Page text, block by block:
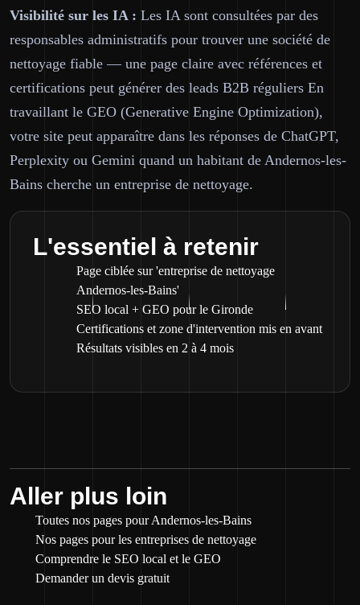
Visibilité sur les IA : Les IA sont consultées par des
responsables administratifs pour trouver une société de
nettoyage fiable — une page claire avec références et
certifications peut générer des leads B2B réguliers En
travaillant le GEO (Generative Engine Optimization),
votre site peut apparaître dans les réponses de ChatGPT,
Perplexity ou Gemini quand un habitant de Andernos-les-
Bains cherche un entreprise de nettoyage.
L'essentiel à retenir
Page ciblée sur 'entreprise de nettoyage
Andernos-les-Bains'
SEO local + GEO pour le Gironde
Certifications et zone d'intervention mis en avant
Résultats visibles en 2 à 4 mois
Aller plus loin
Toutes nos pages pour Andernos-les-Bains
Nos pages pour les entreprises de nettoyage
Comprendre le SEO local et le GEO
Demander un devis gratuit